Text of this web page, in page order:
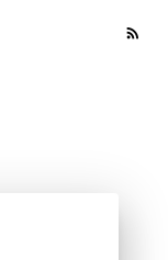
rss_feed